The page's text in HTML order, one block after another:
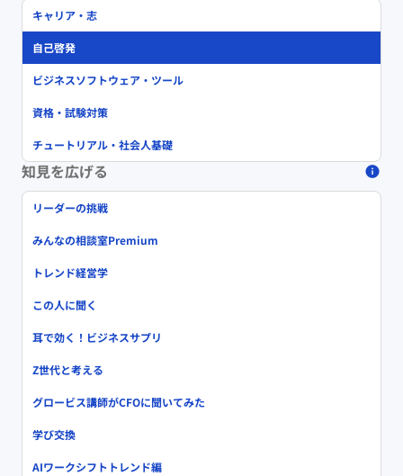
キャリア・志
自己啓発
ビジネスソフトウェア・ツール
資格・試験対策
チュートリアル・社会人基礎
知見を広げる
リーダーの挑戦
みんなの相談室Premium
トレンド経営学
この人に聞く
耳で効く！ビジネスサプリ
Z世代と考える
グロービス講師がCFOに聞いてみた
学び交換
AIワークシフトトレンド編